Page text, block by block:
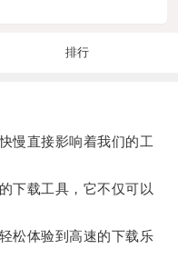
排行
直接影响着我们的工
载工具，它不仅可以
体验到高速的下载乐